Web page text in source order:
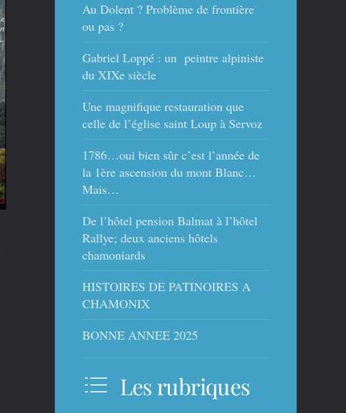
Au Dolent ? Problème de frontière
ou pas ?
Gabriel Loppé : un peintre alpiniste
du XIXe siècle
Une magnifique restauration que
celle de l’église saint Loup à Servoz
1786…oui bien sûr c’est l’année de
la 1ère ascension du mont Blanc…
Mais…
De l’hôtel pension Balmat à l’hôtel
Rallye; deux anciens hôtels
chamoniards
HISTOIRES DE PATINOIRES A
CHAMONIX
BONNE ANNEE 2025
Les rubriques